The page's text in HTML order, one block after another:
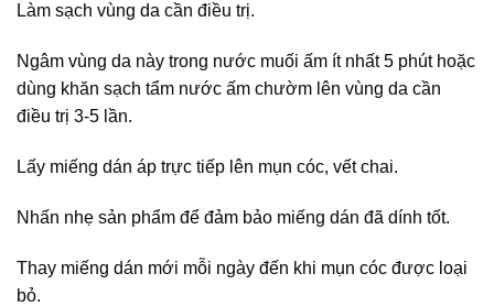
Làm sạch vùng da cần điều trị.
Ngâm vùng da này trong nước muối ấm ít nhất 5 phút hoặc
dùng khăn sạch tẩm nước ấm chườm lên vùng da cần
điều trị 3-5 lần.
Lấy miếng dán áp trực tiếp lên mụn cóc, vết chai.
Nhấn nhẹ sản phẩm để đảm bảo miếng dán đã dính tốt.
Thay miếng dán mới mỗi ngày đến khi mụn cóc được loại
bỏ.